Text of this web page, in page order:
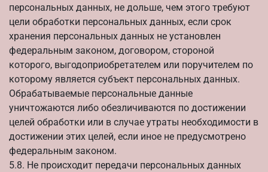
персональных данных, не дольше, чем этого требуют
цели обработки персональных данных, если срок
хранения персональных данных не установлен
федеральным законом, договором, стороной
которого, выгодоприобретателем или поручителем по
которому является субъект персональных данных.
Обрабатываемые персональные данные
уничтожаются либо обезличиваются по достижении
целей обработки или в случае утраты необходимости в
достижении этих целей, если иное не предусмотрено
федеральным законом.
5.8. Не происходит передачи персональных данных